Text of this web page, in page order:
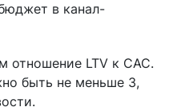
в канал-
отношение LTV к CAC.
быть не меньше 3,